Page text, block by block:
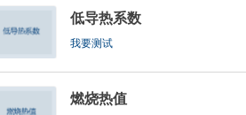
低导热系数
我要测试
燃烧热值